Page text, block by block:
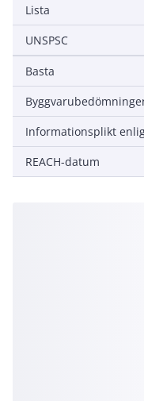
Lista
UNSPSC
Basta
REACH-datum